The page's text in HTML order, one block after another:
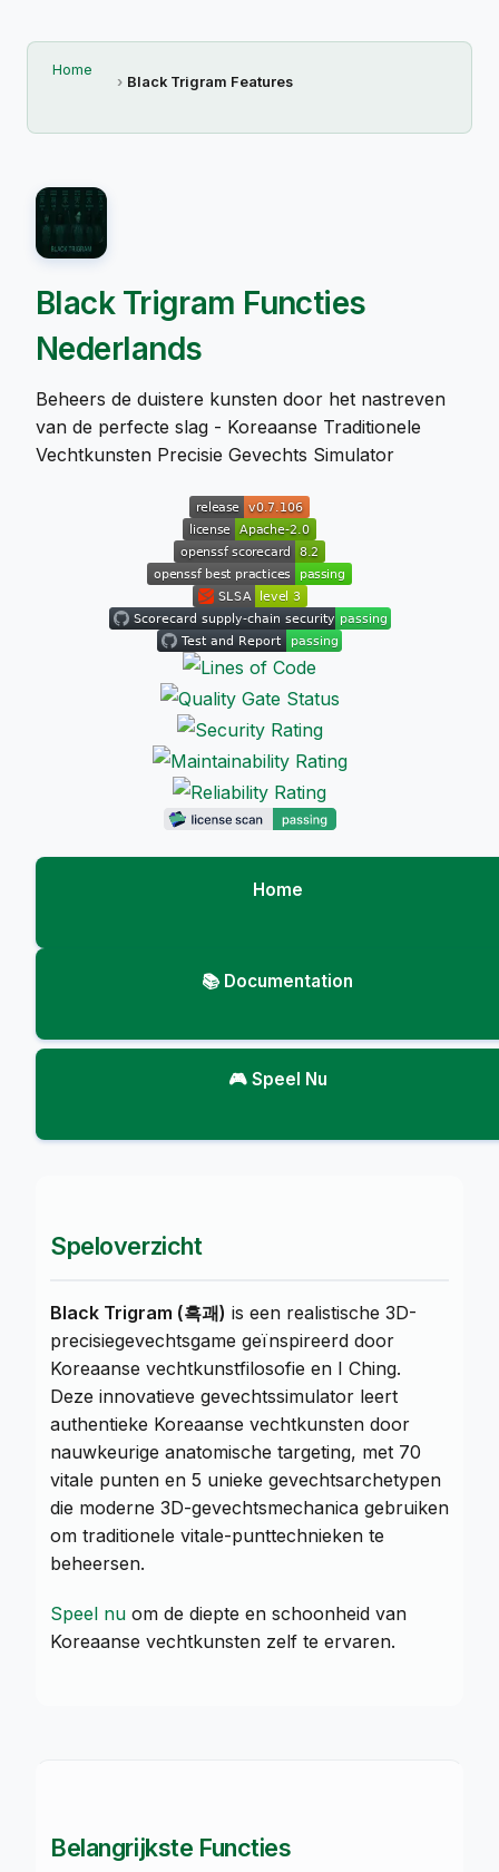
Home
Black Trigram Features
Black Trigram Functies
Nederlands
Beheers de duistere kunsten door het nastreven
van de perfecte slag - Koreaanse Traditionele
Vechtkunsten Precisie Gevechts Simulator
Home
📚 Documentation
🎮 Speel Nu
Speloverzicht
Black Trigram (흑괘) is een realistische 3D-
precisiegevechtsgame geïnspireerd door
Koreaanse vechtkunstfilosofie en I Ching.
Deze innovatieve gevechtssimulator leert
authentieke Koreaanse vechtkunsten door
nauwkeurige anatomische targeting, met 70
vitale punten en 5 unieke gevechtsarchetypen
die moderne 3D-gevechtsmechanica gebruiken
om traditionele vitale-punttechnieken te
beheersen.
Speel nu om de diepte en schoonheid van
Koreaanse vechtkunsten zelf te ervaren.
Belangrijkste Functies